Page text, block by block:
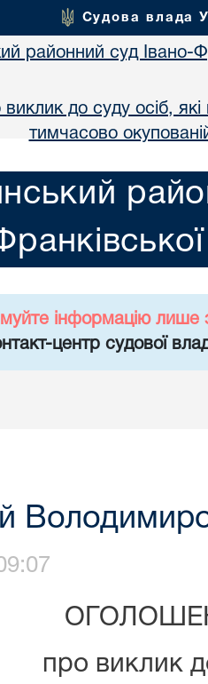
Судова влада
районний суд Івано-
до суду осіб,
тимчасово
інформацію лише
центр судової
про виклик